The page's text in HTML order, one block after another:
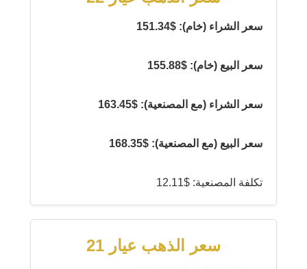
سعر الشراء (خام): $151.34
سعر البيع (خام): $155.88
سعر الشراء (مع المصنعية): $163.45
سعر البيع (مع المصنعية): $168.35
تكلفة المصنعية: $12.11
سعر الذهب عيار 21